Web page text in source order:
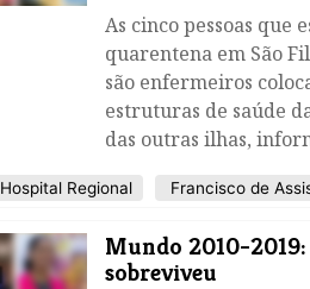
As cinco pessoas que
quarentena em São
são enfermeiros
estruturas de saúde
das outras ilhas,
Hospital Regional Francisco de
Mundo 2010-2019:
sobreviveu